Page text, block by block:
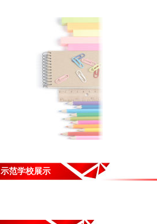
示范学校展示